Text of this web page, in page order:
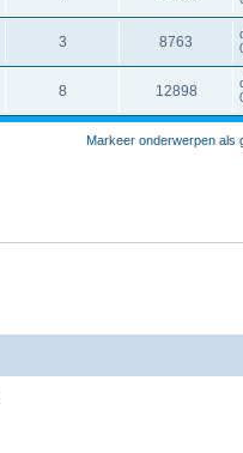
3 8763
8 12898
Markeer onderwerpen als